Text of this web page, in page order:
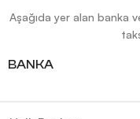
Aşağıda yer alan banka
BANKA